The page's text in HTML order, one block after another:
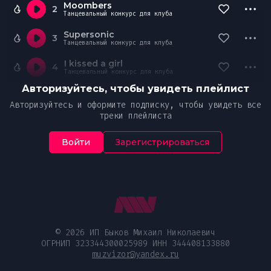
2 Moombers
Танцевальный конкурс для клуба
3 Supersonic
Танцевальный конкурс для клуба
4 I kissed a girl
Танцевальный конкурс для клуба
Авторизуйтесь, чтобы увидеть плейлист
Авторизуйтесь и оформите подписку, чтобы увидеть все
треки плейлиста
Войти Зарегистрироваться
© 2026 ИП Быков Михаил Николаевич
ОГРНИП 323344300025989 ИНН 344408133880
muzvizor@yandex.ru